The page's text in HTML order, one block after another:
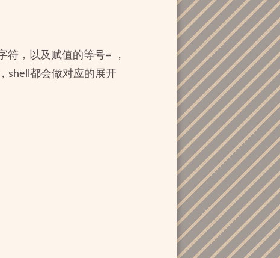
，以及赋值的等号= ，
shell都会做对应的展开